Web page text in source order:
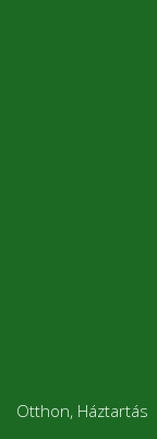
Otthon, Háztartás